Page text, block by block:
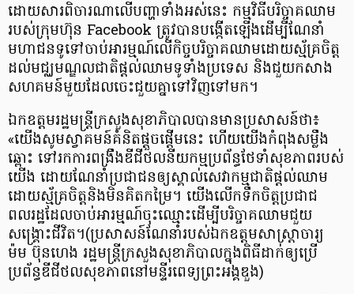
ដោយសារ​ពិចារណា​​លើ​បញ្ហា​ទាំង​អស់​នេះ កម្មវិធី​បរិច្ចាគ​ឈាម​
របស់​ក្រុមហ៊ុន Facebook ត្រូវបានបង្កើត​ឡើងដើម្បី​ណែនាំ​​
មហាជនទូទៅ​​ចាប់​អារម្មណ៍​លើកិច្ចបរិច្ចាគ​ឈាមដោយស្ម័គ្រចិត្ដ
ដល់​មជ្ឈមណ្ឌលជាតិ​ផ្តល់​ឈាមទូទាំងប្រទេស និង​ជួយ​កសាង​
សហគមន៍មួយដែលចេះ​ជួយ​គ្នា​​ទៅវិញទៅមក។
ឯកឧត្តមរដ្ឋមន្ត្រី​ក្រសួង​សុខាភិបាលបានមានប្រសាសន៍ថា៖
«យើង​សូម​ស្វាគមន៍​គំនិតផ្តួចផ្តើម​នេះ ហើយ​យើង​កំពុង​សម្លឹង​
ឆ្ពោះ ​ទៅរកការ​ពង្រឹងឌីជីថលនីយកម្ម​ប្រព័ន្ធ​ថែទាំ​សុខភាព​របស់​
យើង ដោយ​ណែនាំប្រជាជនឲ្យស្គាល់​​សេវាកម្មជាតិផ្ដល់ឈាម
ដោយស្ម័គ្រចិត្តនិងមិនគិតកម្រៃ។ យើង​លើក​ទឹកចិត្ត​ប្រជាជ
ពលរដ្ឋដែលចាប់អារម្មណ៍​ចុះឈ្មោះ​​ដើម្បីបរិច្ចាគឈាមជួយ​
សង្គ្រោះ​ជីវិត​​។(ប្រសាសន៍ណែនាំរបស់ឯកឧត្តមសាស្ត្រាចារ្យ​​
ម៉ម​ ប៊ុនហេង រដ្ឋមន្ត្រី​ក្រសួង​សុខាភិបាលក្នុងពិធីដាក់ឲ្យប្រើ
ប្រព័ន្ធឌីជីថលសុខភាពនៅមន្ទីរពេទ្យព្រះអង្គឌួង)